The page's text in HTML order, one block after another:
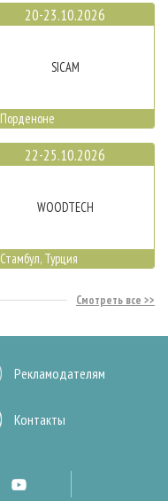
20-23.10.2026
SICAM
Порденоне
22-25.10.2026
WOODTECH
Стамбул, Турция
Смотреть все
Рекламодателям
Контакты